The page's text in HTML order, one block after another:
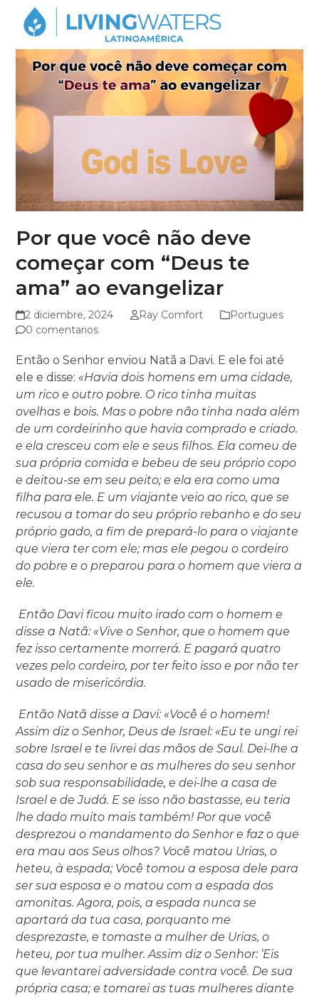
Open
mobile
menu
Close
mobile
menu
Por que você não deve
começar com “Deus te
ama” ao evangelizar
2 diciembre, 2024 Ray Comfort
Portugues
0 comentarios
Então o Senhor enviou Natã a Davi. E ele foi até
ele e disse: «Havia dois homens em uma cidade,
um rico e outro pobre. O rico tinha muitas
ovelhas e bois. Mas o pobre não tinha nada além
de um cordeirinho que havia comprado e criado.
e ela cresceu com ele e seus filhos. Ela comeu de
sua própria comida e bebeu de seu próprio copo
e deitou-se em seu peito; e ela era como uma
filha para ele. E um viajante veio ao rico, que se
recusou a tomar do seu próprio rebanho e do seu
próprio gado, a fim de prepará-lo para o viajante
que viera ter com ele; mas ele pegou o cordeiro
do pobre e o preparou para o homem que viera a
ele.
Então Davi ficou muito irado com o homem e
disse a Natã: «Vive o Senhor, que o homem que
fez isso certamente morrerá. E pagará quatro
vezes pelo cordeiro, por ter feito isso e por não ter
usado de misericórdia.
Então Natã disse a Davi: «Você é o homem!
Assim diz o Senhor, Deus de Israel: «Eu te ungi rei
sobre Israel e te livrei das mãos de Saul. Dei-lhe a
casa do seu senhor e as mulheres do seu senhor
sob sua responsabilidade, e dei-lhe a casa de
Israel e de Judá. E se isso não bastasse, eu teria
lhe dado muito mais também! Por que você
desprezou o mandamento do Senhor e faz o que
era mau aos Seus olhos? Você matou Urias, o
heteu, à espada; Você tomou a esposa dele para
ser sua esposa e o matou com a espada dos
amonitas. Agora, pois, a espada nunca se
apartará da tua casa, porquanto me
desprezaste, e tomaste a mulher de Urias, o
heteu, por tua mulher. Assim diz o Senhor: ‘Eis
que levantarei adversidade contra você. De sua
própria casa; e tomarei as tuas mulheres diante